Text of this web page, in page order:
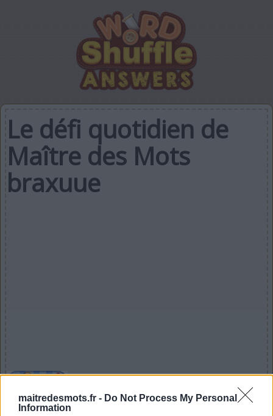
maitredesmots.fr - Do Not Process My Personal
Information
Le défi quotidien de
Maître des Mots
braxuue
Voici les réponses aux défis quotidiens de
Maître des Mots. Les développeurs du
fantastique jeu Maître des Mots ont